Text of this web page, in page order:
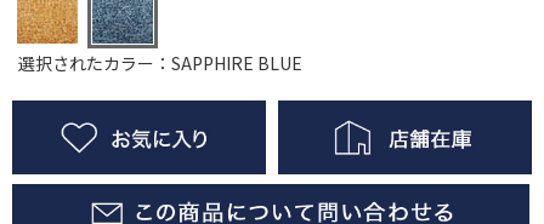
選択されたカラー：SAPPHIRE BLUE